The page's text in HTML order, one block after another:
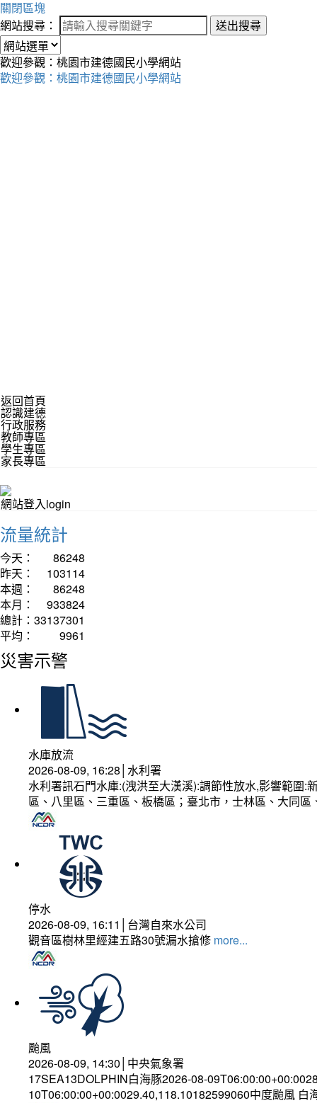
關閉區塊
網站搜尋：
送出搜尋
歡迎參觀：桃園市建德國民小學網站
歡迎參觀：桃園市建德國民小學網站
返回首頁
認識建德
行政服務
教師專區
學生專區
家長專區
網站登入login
流量統計
今天：
86248
昨天：
103114
本週：
86248
本月：
933824
總計： 33137301
平均：
9961
災害示警
水庫放流
2026-08-09, 16:28│水利署
水利署訊石門水庫:(洩洪至大漢溪):調節性放水,影響範圍
區、八里區、三重區、板橋區；臺北市，士林區、大同
停水
2026-08-09, 16:11│台灣自來水公司
觀音區樹林里經建五路30號漏水搶修 more...
颱風
2026-08-09, 14:30│中央氣象署
17SEA13DOLPHIN白海豚2026-08-
10T06:00:00+00:0029.40,118.10182599060中度颱風 白